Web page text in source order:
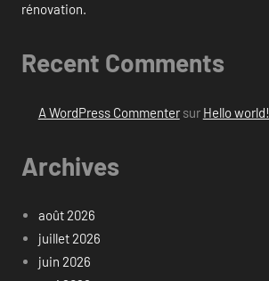
rénovation.
Recent Comments
A WordPress Commentersur Hello world!
Archives
août 2026
juillet 2026
juin 2026